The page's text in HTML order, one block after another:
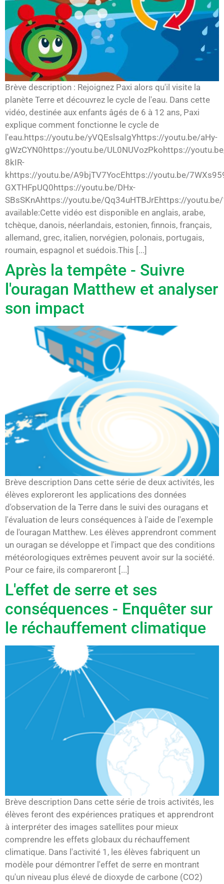
Brève description : Rejoignez Paxi alors qu'il visite la
planète Terre et découvrez le cycle de l'eau. Dans cette
vidéo, destinée aux enfants âgés de 6 à 12 ans, Paxi
explique comment fonctionne le cycle de
l'eau.https://youtu.be/yVQEslsaIgYhttps://youtu.be/aHy-
gWzCYN0https://youtu.be/UL0NUVozPkohttps://
8kIR-
khttps://youtu.be/A9bjTV7YocEhttps://youtu.be/
GXTHFpUQ0https://youtu.be/DHx-
SBsSKnAhttps://youtu.be/Qq34uHTBJrEhttps://
available:Cette vidéo est disponible en anglais, arabe,
tchèque, danois, néerlandais, estonien, finnois, français,
allemand, grec, italien, norvégien, polonais, portugais,
roumain, espagnol et suédois.This [...]
Après la tempête - Suivre
l'ouragan Matthew et analyser
son impact
Brève description Dans cette série de deux activités, les
élèves exploreront les applications des données
d'observation de la Terre dans le suivi des ouragans et
l'évaluation de leurs conséquences à l'aide de l'exemple
de l'ouragan Matthew. Les élèves apprendront comment
un ouragan se développe et l'impact que des conditions
météorologiques extrêmes peuvent avoir sur la société.
Pour ce faire, ils compareront [...]
L'effet de serre et ses
conséquences - Enquêter sur
le réchauffement climatique
Brève description Dans cette série de trois activités, les
élèves feront des expériences pratiques et apprendront
à interpréter des images satellites pour mieux
comprendre les effets globaux du réchauffement
climatique. Dans l'activité 1, les élèves fabriquent un
modèle pour démontrer l'effet de serre en montrant
qu'un niveau plus élevé de dioxyde de carbone (CO2)